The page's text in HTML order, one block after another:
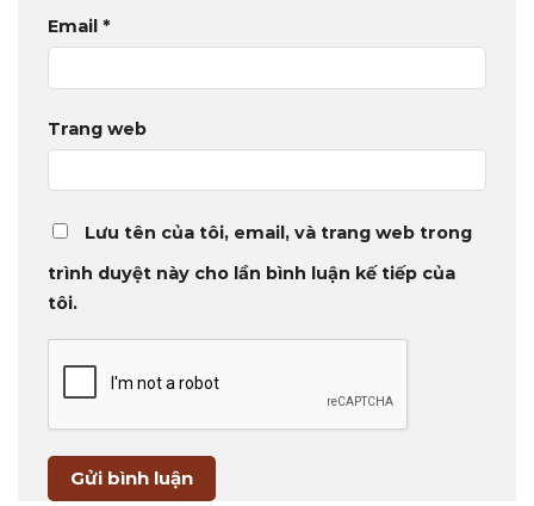
Email *
Trang web
Lưu tên của tôi, email, và trang web trong
trình duyệt này cho lần bình luận kế tiếp của
tôi.